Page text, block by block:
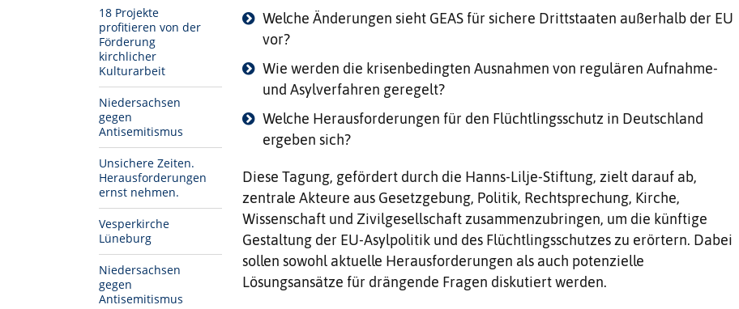
18 Projekte
profitieren von der
Förderung
kirchlicher
Kulturarbeit
Niedersachsen
gegen
Antisemitismus
Unsichere Zeiten.
Herausforderungen
ernst nehmen.
Vesperkirche
Lüneburg
Niedersachsen
gegen
Antisemitismus
Welche Änderungen sieht GEAS für sichere Drittstaaten außerhalb der EU
vor?
Wie werden die krisenbedingten Ausnahmen von regulären Aufnahme-
und Asylverfahren geregelt?
Welche Herausforderungen für den Flüchtlingsschutz in Deutschland
ergeben sich?
Diese Tagung, gefördert durch die Hanns-Lilje-Stiftung, zielt darauf ab,
zentrale Akteure aus Gesetzgebung, Politik, Rechtsprechung, Kirche,
Wissenschaft und Zivilgesellschaft zusammenzubringen, um die künftige
Gestaltung der EU-Asylpolitik und des Flüchtlingsschutzes zu erörtern. Dabei
sollen sowohl aktuelle Herausforderungen als auch potenzielle
Lösungsansätze für drängende Fragen diskutiert werden.